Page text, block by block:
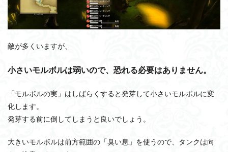
敵が多くいますが、
小さいモルボルは弱いので、恐れる必要はありません。
「モルボルの実」はしばらくすると発芽して小さいモルボルに変
化します。
発芽する前に倒してしまうと良いでしょう。
大きいモルボルは前方範囲の「臭い息」を使うので、タンクは向